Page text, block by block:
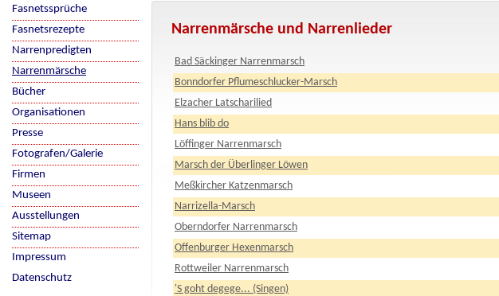
Narrenmärsche und Narrenlieder
Bad Säckinger Narrenmarsch
Bonndorfer Pflumeschlucker-Marsch
Elzacher Latscharilied
Hans blib do
Löffinger Narrenmarsch
Marsch der Überlinger Löwen
Meßkircher Katzenmarsch
Narrizella-Marsch
Oberndorfer Narrenmarsch
Offenburger Hexenmarsch
Rottweiler Narrenmarsch
'S goht degege... (Singen)
Fasnetssprüche
Fasnetsrezepte
Narrenpredigten
Narrenmärsche
Bücher
Organisationen
Presse
Fotografen/Galerie
Firmen
Museen
Ausstellungen
Sitemap
Impressum
Datenschutz